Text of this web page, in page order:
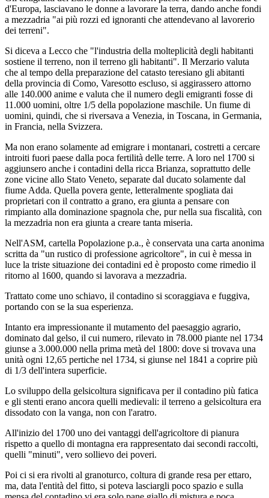
d'Europa, lasciavano le donne a lavorare la terra, dando anche fondi
a mezzadria "ai più rozzi ed ignoranti che attendevano al lavorerio
dei terreni".
Si diceva a Lecco che "l'industria della molteplicità degli habitanti
sostiene il terreno, non il terreno gli habitanti". Il Merzario valuta
che al tempo della preparazione del catasto teresiano gli abitanti
della provincia di Como, Varesotto escluso, si aggirassero attorno
alle 140.000 anime e valuta che il numero degli emigranti fosse di
11.000 uomini, oltre 1/5 della popolazione maschile. Un fiume di
uomini, quindi, che si riversava a Venezia, in Toscana, in Germania,
in Francia, nella Svizzera.
Ma non erano solamente ad emigrare i montanari, costretti a cercare
introiti fuori paese dalla poca fertilità delle terre. A loro nel 1700 si
aggiunsero anche i contadini della ricca Brianza, soprattutto delle
zone vicine allo Stato Veneto, separate dal ducato solamente dal
fiume Adda. Quella povera gente, letteralmente spogliata dai
proprietari con il contratto a grano, era giunta a pensare con
rimpianto alla dominazione spagnola che, pur nella sua fiscalità, con
la mezzadria non era giunta a creare tanta miseria.
Nell'ASM, cartella Popolazione p.a., è conservata una carta anonima
scritta da "un rustico di professione agricoltore", in cui è messa in
luce la triste situazione dei contadini ed è proposto come rimedio il
ritorno al 1600, quando si lavorava a mezzadria.
Trattato come uno schiavo, il contadino si scoraggiava e fuggiva,
portando con se la sua esperienza.
Intanto era impressionante il mutamento del paesaggio agrario,
dominato dal gelso, il cui numero, rilevato in 78.000 piante nel 1734
giunse a 3.000.000 nella prima metà del 1800: dove si trovava una
unità ogni 12,65 pertiche nel 1734, si giunse nel 1841 a coprire più
di 1/3 dell'intera superficie.
Lo sviluppo della gelsicoltura significava per il contadino più fatica
e gli stenti erano ancora quelli medievali: il terreno a gelsicoltura era
dissodato con la vanga, non con l'aratro.
All'inizio del 1700 uno dei vantaggi dell'agricoltore di pianura
rispetto a quello di montagna era rappresentato dai secondi raccolti,
quelli "minuti", vero sollievo dei poveri.
Poi ci si era rivolti al granoturco, coltura di grande resa per ettaro,
ma, data l'entità del fitto, si poteva lasciargli poco spazio e sulla